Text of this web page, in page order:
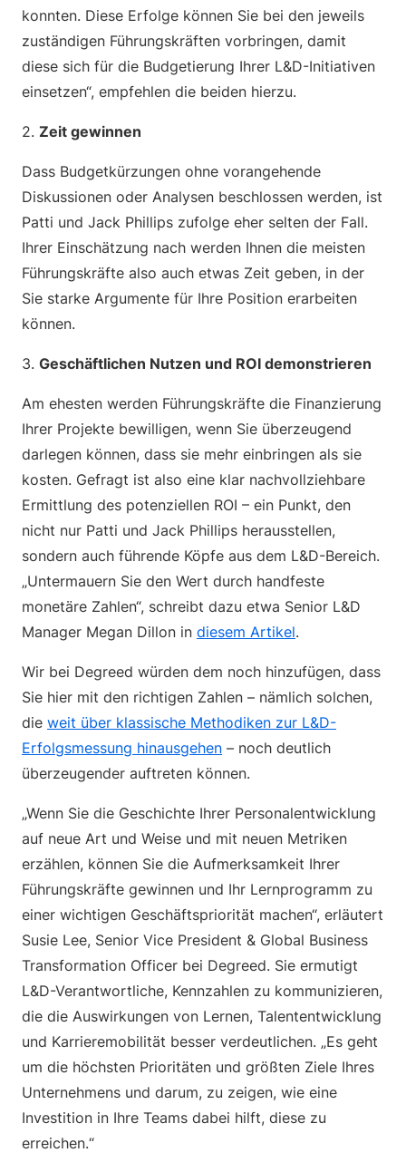
konnten. Diese Erfolge können Sie bei den jeweils
zuständigen Führungskräften vorbringen, damit
diese sich für die Budgetierung Ihrer L&D-Initiativen
einsetzen“, empfehlen die beiden hierzu.
2. Zeit gewinnen
Dass Budgetkürzungen ohne vorangehende
Diskussionen oder Analysen beschlossen werden, ist
Patti und Jack Phillips zufolge eher selten der Fall.
Ihrer Einschätzung nach werden Ihnen die meisten
Führungskräfte also auch etwas Zeit geben, in der
Sie starke Argumente für Ihre Position erarbeiten
können.
3. Geschäftlichen Nutzen und ROI demonstrieren
Am ehesten werden Führungskräfte die Finanzierung
Ihrer Projekte bewilligen, wenn Sie überzeugend
darlegen können, dass sie mehr einbringen als sie
kosten. Gefragt ist also eine klar nachvollziehbare
Ermittlung des potenziellen ROI – ein Punkt, den
nicht nur Patti und Jack Phillips herausstellen,
sondern auch führende Köpfe aus dem L&D-Bereich.
„Untermauern Sie den Wert durch handfeste
monetäre Zahlen“, schreibt dazu etwa Senior L&D
Manager Megan Dillon in diesem Artikel.
Wir bei Degreed würden dem noch hinzufügen, dass
Sie hier mit den richtigen Zahlen – nämlich solchen,
die weit über klassische Methodiken zur L&D-
Erfolgsmessung hinausgehen – noch deutlich
überzeugender auftreten können.
„Wenn Sie die Geschichte Ihrer Personalentwicklung
auf neue Art und Weise und mit neuen Metriken
erzählen, können Sie die Aufmerksamkeit Ihrer
Führungskräfte gewinnen und Ihr Lernprogramm zu
einer wichtigen Geschäftspriorität machen“, erläutert
Susie Lee, Senior Vice President & Global Business
Transformation Officer bei Degreed. Sie ermutigt
L&D-Verantwortliche, Kennzahlen zu kommunizieren,
die die Auswirkungen von Lernen, Talententwicklung
und Karrieremobilität besser verdeutlichen. „Es geht
um die höchsten Prioritäten und größten Ziele Ihres
Unternehmens und darum, zu zeigen, wie eine
Investition in Ihre Teams dabei hilft, diese zu
erreichen.“